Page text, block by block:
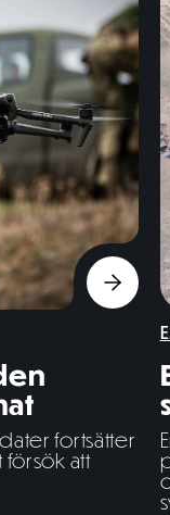
fortsätter
försök att